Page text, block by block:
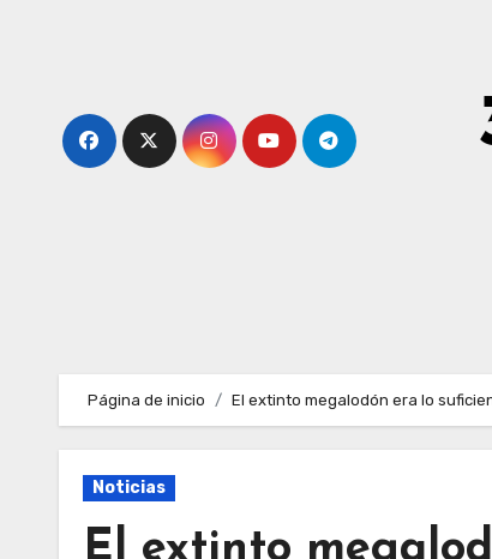
Página de inicio El extinto megalodón era lo
Noticias